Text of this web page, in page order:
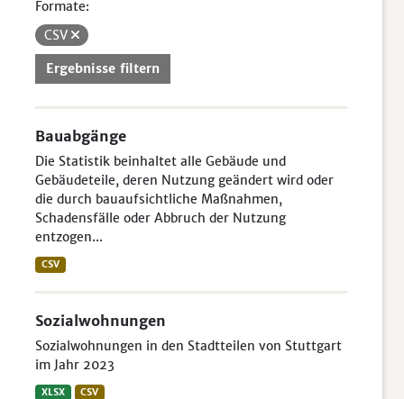
Formate:
CSV
Ergebnisse filtern
Bauabgänge
Die Statistik beinhaltet alle Gebäude und
Gebäudeteile, deren Nutzung geändert wird oder
die durch bauaufsichtliche Maßnahmen,
Schadensfälle oder Abbruch der Nutzung
entzogen...
CSV
Sozialwohnungen
Sozialwohnungen in den Stadtteilen von Stuttgart
im Jahr 2023
XLSX CSV